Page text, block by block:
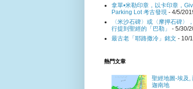
拿單•米勒印章，以卡印章，
Parking Lot 考古發現 - 4/5/
〈米沙石碑〉或〈摩押石碑〉
行提到聖經的「巴勒」
- 5/30/
最古老「耶路撒冷」銘文 - 10/
熱門文章
聖經地圖-埃及,
迦南地